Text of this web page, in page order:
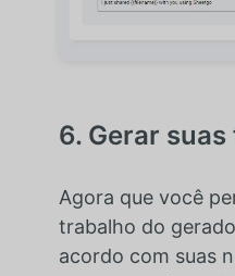
6. Gerar
Agora que você
trabalho do
acordo com suas